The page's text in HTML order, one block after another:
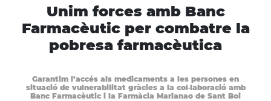
Unim forces amb Banc
Farmacèutic per combatre la
pobresa farmacèutica
Garantim l’accés als medicaments a les persones en
situació de vulnerabilitat gràcies a la col·laboració amb
Banc Farmacèutic i la Farmàcia Marianao de Sant Boi